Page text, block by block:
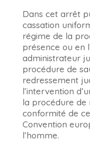
Dans cet arrêt
cassation
régime de la
présence ou en
administrateur
procédure de
redressement
l’intervention
la procédure de
conformité de
Convention
l’homme.